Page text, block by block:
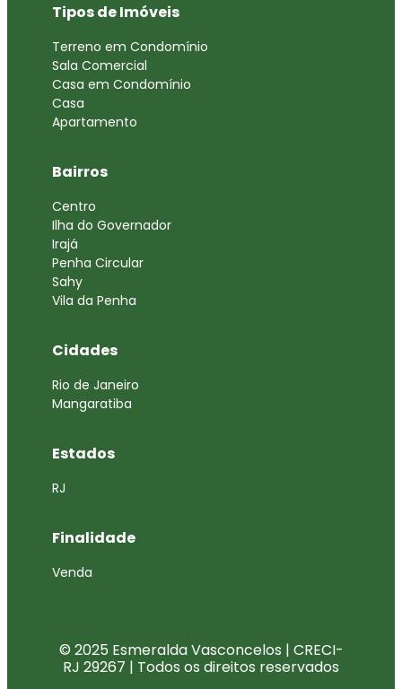
Tipos de Imóveis
Terreno em Condomínio
Sala Comercial
Casa em Condomínio
Casa
Apartamento
Bairros
Centro
Ilha do Governador
Irajá
Penha Circular
Sahy
Vila da Penha
Cidades
Rio de Janeiro
Mangaratiba
Estados
RJ
Finalidade
Venda
© 2025 Esmeralda Vasconcelos | CRECI-
RJ 29267 | Todos os direitos reservados